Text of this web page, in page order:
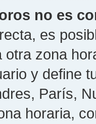
no es
es
otra zona
y define
París,
horaria,